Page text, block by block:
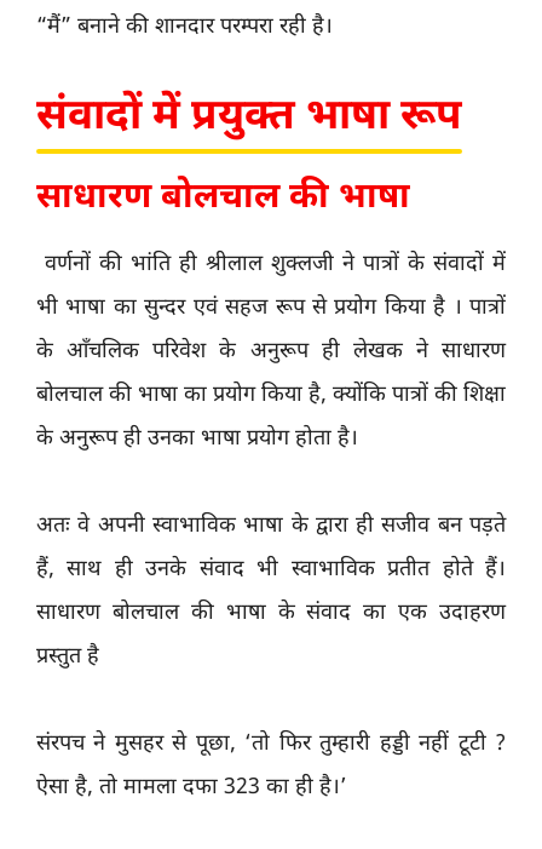
“मैं” बनाने की शानदार परम्परा रही है।
संवादों में प्रयुक्त भाषा रूप
साधारण बोलचाल की भाषा
वर्णनों की भांति ही श्रीलाल शुक्लजी ने पात्रों के संवादों में
भी भाषा का सुन्दर एवं सहज रूप से प्रयोग किया है । पात्रों
के आँचलिक परिवेश के अनुरूप ही लेखक ने साधारण
बोलचाल की भाषा का प्रयोग किया है, क्योंकि पात्रों की शिक्षा
के अनुरूप ही उनका भाषा प्रयोग होता है।
अतः वे अपनी स्वाभाविक भाषा के द्वारा ही सजीव बन पड़ते
हैं, साथ ही उनके संवाद भी स्वाभाविक प्रतीत होते हैं।
साधारण बोलचाल की भाषा के संवाद का एक उदाहरण
प्रस्तुत है
संरपच ने मुसहर से पूछा, ‘तो फिर तुम्हारी हड्डी नहीं टूटी ?
ऐसा है, तो मामला दफा 323 का ही है।’